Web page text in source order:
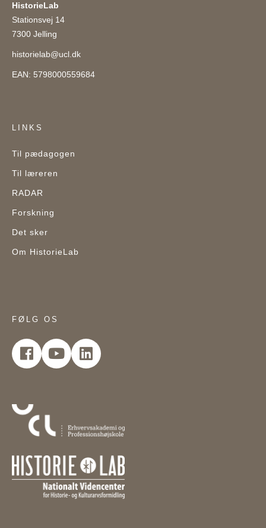
HistorieLab
Stationsvej 14
7300 Jelling
historielab@ucl.dk
EAN: 5798000559684
LINKS
Til pædagogen
Til læreren
RADAR
Forskning
Det sker
Om HistorieLab
FØLG OS